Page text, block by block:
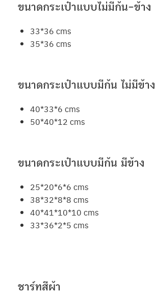
ขนาดกระเป๋าแบบไม่มีก้น-ข้าง
33*36 cms
35*36 cms
ขนาดกระเป๋าแบบมีก้น ไม่มีข้าง
40*33*6 cms
50*40*12 cms
ขนาดกระเป๋าแบบมีก้น มีข้าง
25*20*6*6 cms
38*32*8*8 cms
40*41*10*10 cms
33*36*2*5 cms
ชาร์ทสีผ้า